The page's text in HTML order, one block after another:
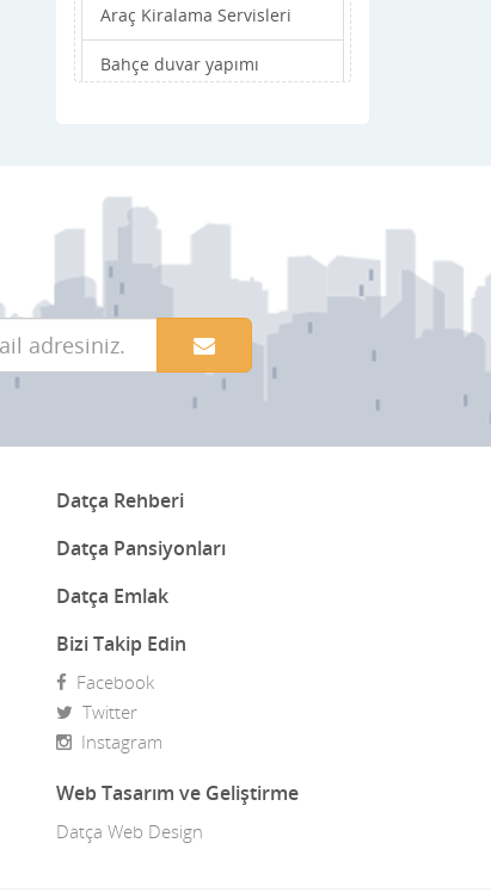
Araç Kiralama Servisleri
Bahçe duvar yapımı
Balkon
Basın Yayın Dernekleri
Basın Yayın Kuruluşları
Binicilik Kursu
Böcek ilacı Ve Zehir
Cafeler
Cam Balkon
Çay bahçeleri
Çelik Kapı
Çiçekçiler
Datça Bademi
Datça Feribot
Datça Köy Ürünleri
Datça Rehberi
Datça Pansiyonları
Datça Emlak
Bizi Takip Edin
Facebook
Twitter
Instagram
Web Tasarım ve Geliştirme
Datça Web Design